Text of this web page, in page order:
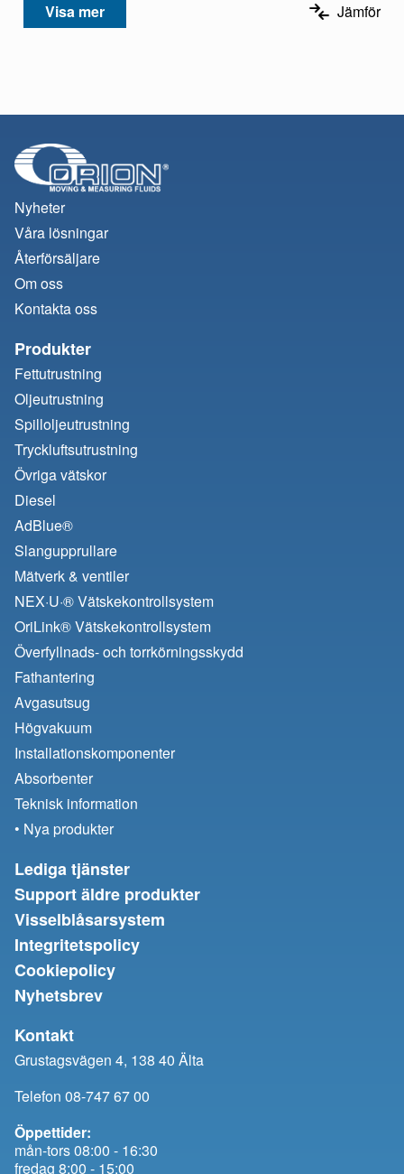
Visa mer Jämför
Nyheter
Våra lösningar
Återförsäljare
Om oss
Kontakta oss
Produkter
Fettutrustning
Oljeutrustning
Spilloljeutrustning
Tryckluftsutrustning
Övriga vätskor
Diesel
AdBlue®
Slangupprullare
Mätverk & ventiler
NEX·U·® Vätskekontrollsystem
OriLink® Vätskekontrollsystem
Överfyllnads- och torrkörningsskydd
Fathantering
Avgasutsug
Högvakuum
Installationskomponenter
Absorbenter
Teknisk information
• Nya produkter
Lediga tjänster
Support äldre produkter
Visselblåsarsystem
Integritetspolicy
Cookiepolicy
Nyhetsbrev
Kontakt
Grustagsvägen 4, 138 40 Älta
Telefon 08-747 67 00
Öppettider:
mån-tors 08:00 - 16:30
fredag 8:00 - 15:00